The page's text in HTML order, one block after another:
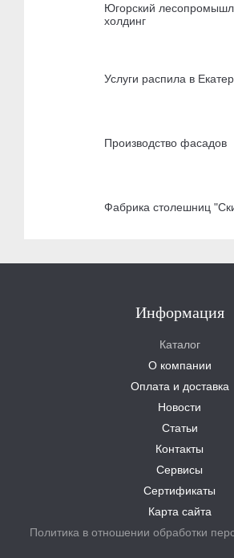
Югорский
холдинг
Услуги распила в
Производство фасадов
Фабрика столешниц
Информация
Каталог
О компании
Оплата и доставка
Новости
Статьи
Контакты
Сервисы
Сертификаты
Карта сайта
Политика в отношении обработки